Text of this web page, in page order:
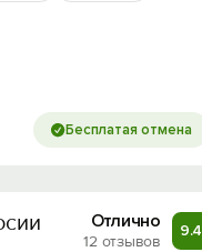
Бесплатая отмена
Отлично
12 отзывов
9.4